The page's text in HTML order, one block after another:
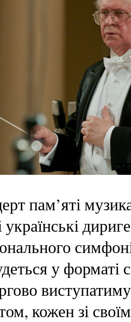
пам’яті
українські
у форматі
кожен зі